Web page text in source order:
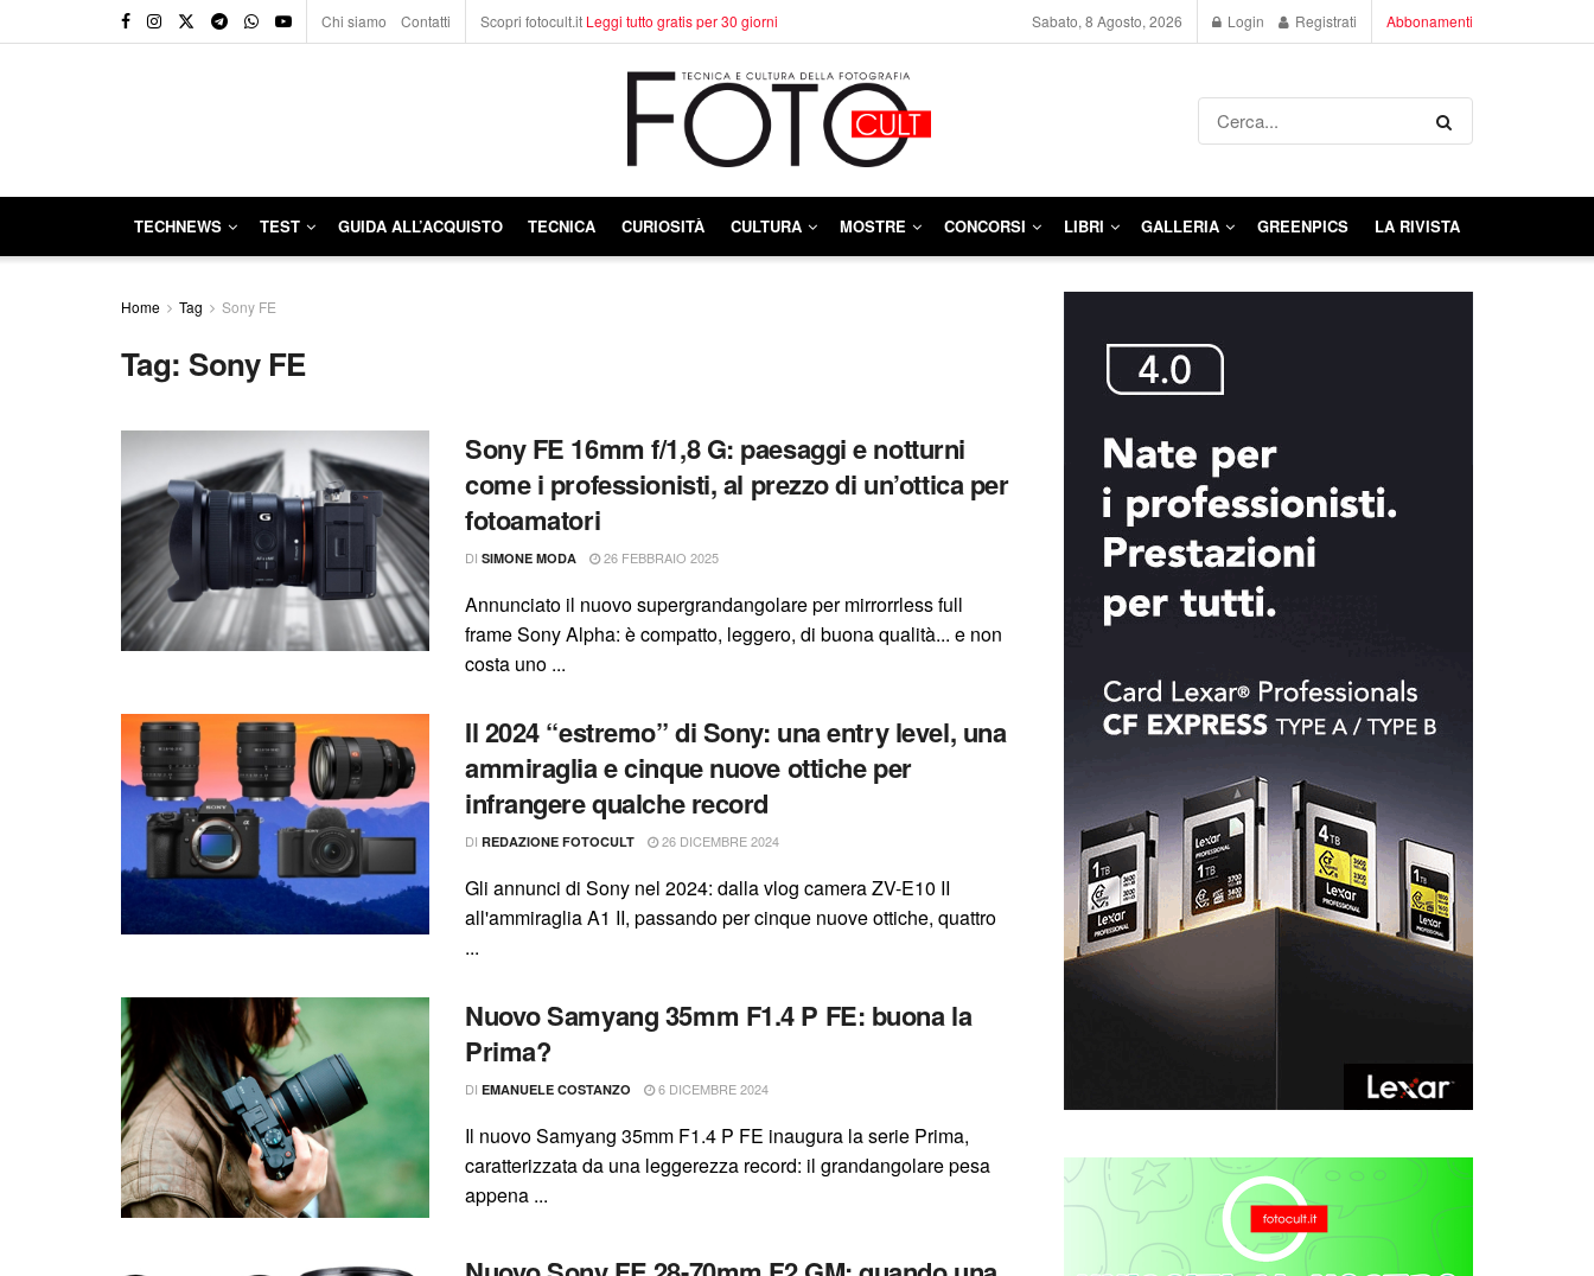
Chi siamo Contatti Scopri fotocult.it Leggi tutto gratis per 30 giorni Sabato, 8 Agosto, 2026 Login Registrati Abbonamenti
TECHNEWS TEST GUIDA ALL’ACQUISTO TECNICA CURIOSITÀ CULTURA MOSTRE CONCORSI LIBRI GALLERIA GREENPICS LA RIVISTA
Home Tag Sony FE
Tag: Sony FE
Sony FE 16mm f/1,8 G: paesaggi e notturni
come i professionisti, al prezzo di un’ottica per
fotoamatori
DI SIMONE MODA 26 FEBBRAIO 2025
Annunciato il nuovo supergrandangolare per mirrorrless full
frame Sony Alpha: è compatto, leggero, di buona qualità... e non
costa uno ...
Il 2024 “estremo” di Sony: una entry level, una
ammiraglia e cinque nuove ottiche per
infrangere qualche record
DI REDAZIONE FOTOCULT 26 DICEMBRE 2024
Gli annunci di Sony nel 2024: dalla vlog camera ZV-E10 II
all'ammiraglia A1 II, passando per cinque nuove ottiche, quattro
...
Nuovo Samyang 35mm F1.4 P FE: buona la
Prima?
DI EMANUELE COSTANZO 6 DICEMBRE 2024
Il nuovo Samyang 35mm F1.4 P FE inaugura la serie Prima,
caratterizzata da una leggerezza record: il grandangolare pesa
appena ...